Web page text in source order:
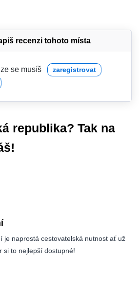
recenzi tohoto místa
se musíš zaregistrovat
republika? Tak na
je naprostá cestovatelská nutnost ať už
si to nejlepší dostupné!